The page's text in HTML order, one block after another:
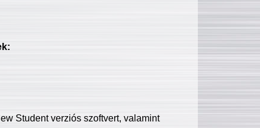
Student verziós szoftvert, valamint